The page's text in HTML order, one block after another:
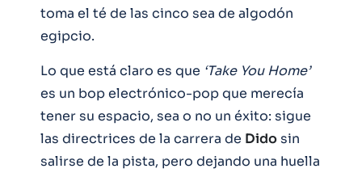
toma el té de las cinco sea de algodón
egipcio.
Lo que está claro es que ‘Take You Home’
es un bop electrónico-pop que merecía
tener su espacio, sea o no un éxito: sigue
las directrices de la carrera de Didosin
salirse de la pista, pero dejando una huella